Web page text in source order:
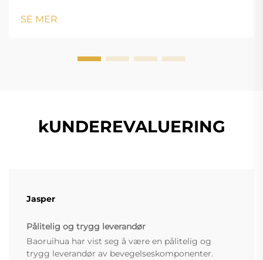
!important; font-v...
SE MER
kUNDEREVALUERING
Jasper
Pålitelig og trygg leverandør
Baoruihua har vist seg å være en pålitelig og
trygg leverandør av bevegelseskomponenter.